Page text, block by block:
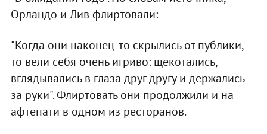
Орландо и Лив флиртовали:
"Когда они наконец-то скрылись от публики,
то вели себя очень игриво: щекотались,
вглядывались в глаза друг другу и держались
за руки". Флиртовать они продолжили и на
афтепати в одном из ресторанов.